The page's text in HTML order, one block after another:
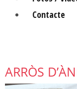
Contacte
ARRÒS